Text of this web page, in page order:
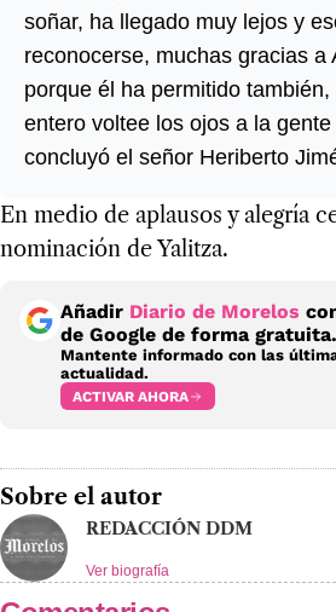
soñar, ha llegado muy lejos y
reconocerse, muchas gracias a
porque él ha permitido
entero voltee los ojos a la gente
concluyó el señor Heriberto
En medio de aplausos y alegría
nominación de Yalitza.
Añadir Diario de Morelos
de Google de forma gratuita.
Mantente informado con las
actualidad.
ACTIVAR AHORA
Sobre el autor
REDACCIÓN DDM
Ver biografía